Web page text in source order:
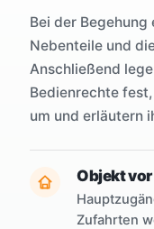
Bei der
Nebenteile und
Anschließend
Bedienrechte
um und erläutern
Objekt
Zufahrten